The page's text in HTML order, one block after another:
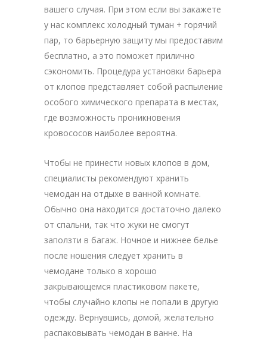
вашего случая. При этом если вы закажете
у нас комплекс холодный туман + горячий
пар, то барьерную защиту мы предоставим
бесплатно, а это поможет прилично
сэкономить. Процедура установки барьера
от клопов представляет собой распыление
особого химического препарата в местах,
где возможность проникновения
кровососов наиболее вероятна.
Чтобы не принести новых клопов в дом,
специалисты рекомендуют хранить
чемодан на отдыхе в ванной комнате.
Обычно она находится достаточно далеко
от спальни, так что жуки не смогут
заползти в багаж. Ночное и нижнее белье
после ношения следует хранить в
чемодане только в хорошо
закрывающемся пластиковом пакете,
чтобы случайно клопы не попали в другую
одежду. Вернувшись, домой, желательно
распаковывать чемодан в ванне. На